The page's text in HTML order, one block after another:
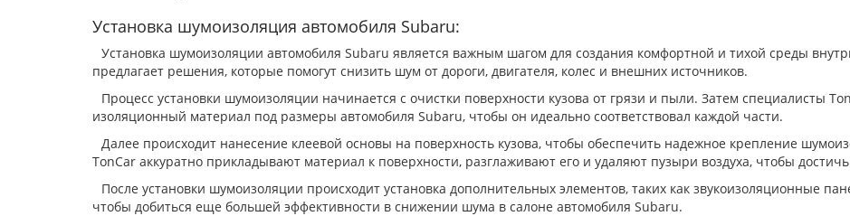
Установка шумоизоляция автомобиля Subaru:
Установка шумоизоляции автомобиля Subaru является важным шагом для создания комфортной и тихой среды
предлагает решения, которые помогут снизить шум от дороги, двигателя, колес и внешних источников.
Процесс установки шумоизоляции начинается с очистки поверхности кузова от грязи и пыли. Затем специалисты
изоляционный материал под размеры автомобиля Subaru, чтобы он идеально соответствовал каждой части.
Далее происходит нанесение клеевой основы на поверхность кузова, чтобы обеспечить надежное крепление
TonCar аккуратно прикладывают материал к поверхности, разглаживают его и удаляют пузыри воздуха, чтобы
После установки шумоизоляции происходит установка дополнительных элементов, таких как звукоизоляционные
чтобы добиться еще большей эффективности в снижении шума в салоне автомобиля Subaru.